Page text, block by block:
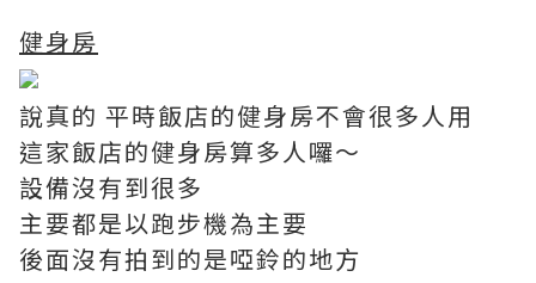
健身房
說真的 平時飯店的健身房不會很多人用
這家飯店的健身房算多人囉～
設備沒有到很多
主要都是以跑步機為主要
後面沒有拍到的是啞鈴的地方